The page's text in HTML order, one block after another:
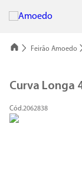
Feirão Amoedo
Curva Longa
2062838